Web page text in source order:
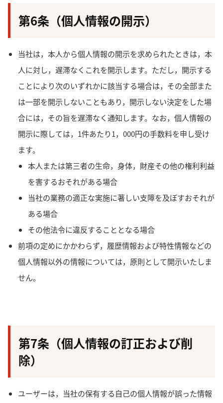
第6条（個人情報の開示）
当社は，本人から個人情報の開示を求められたときは，本
人に対し，遅滞なくこれを開示します。ただし，開示する
ことにより次のいずれかに該当する場合は，その全部また
は一部を開示しないこともあり，開示しない決定をした場
合には，その旨を遅滞なく通知します。なお，個人情報の
開示に際しては，1件あたり1，000円の手数料を申し受け
ます。
本人または第三者の生命，身体，財産その他の権利利益
を害するおそれがある場合
当社の業務の適正な実施に著しい支障を及ぼすおそれが
ある場合
その他法令に違反することとなる場合
前項の定めにかかわらず，履歴情報および特性情報などの
個人情報以外の情報については，原則として開示いたしま
せん。
第7条（個人情報の訂正および削
除）
ユーザーは，当社の保有する自己の個人情報が誤った情報